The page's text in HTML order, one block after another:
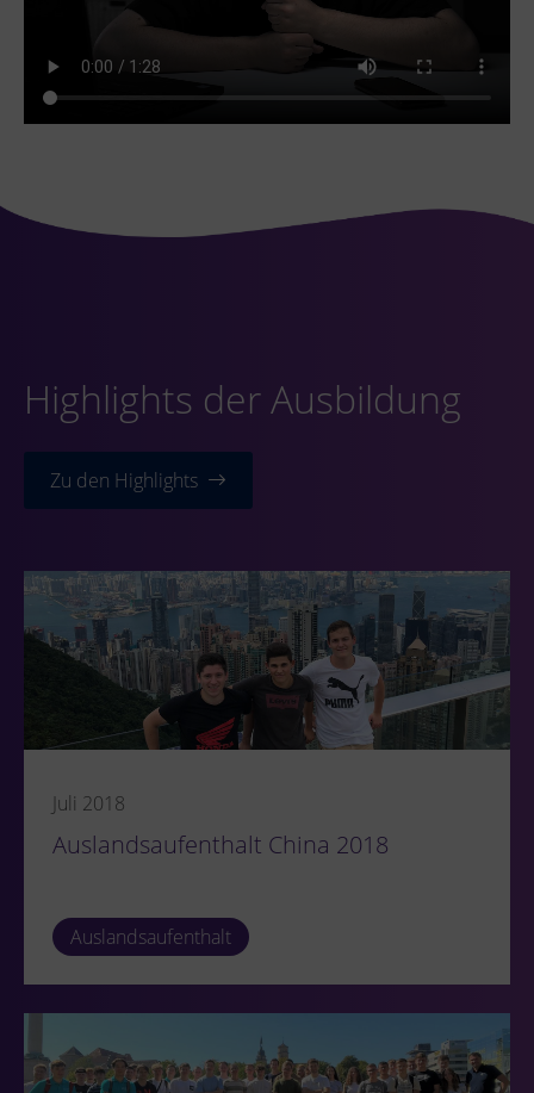
Highlights der Ausbildung
Zu den Highlights
Juli 2018
Auslandsaufenthalt China 2018
Auslandsaufenthalt